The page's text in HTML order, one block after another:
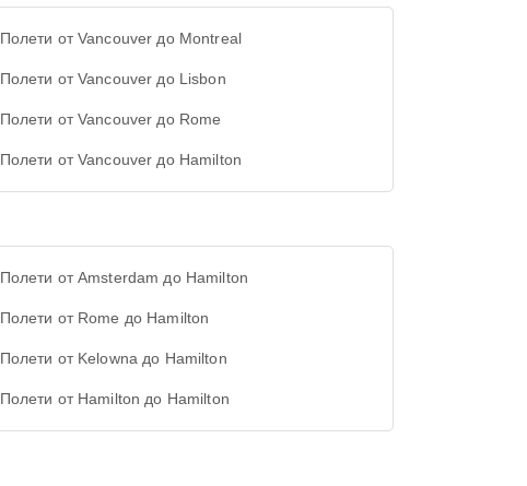
Полети от Vancouver до Montreal
Полети от Vancouver до Lisbon
Полети от Vancouver до Rome
Полети от Vancouver до Hamilton
Полети от Amsterdam до Hamilton
Полети от Rome до Hamilton
Полети от Kelowna до Hamilton
Полети от Hamilton до Hamilton